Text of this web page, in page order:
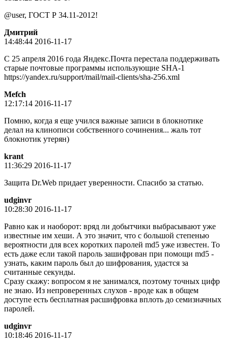
@user, ГОСТ Р 34.11-2012!
Дмитpий
14:48:44 2016-11-17
С 25 апреля 2016 года Яндекс.Почта перестала поддерживать
старые почтовые программы использующие SHA-1
https://yandex.ru/support/mail/mail-clients/sha-256.xml
Mefch
12:17:14 2016-11-17
Помню, когда я еще учился важные записи в блокнотике
делал на клинописи собственного сочинения... жаль тот
блокнотик утерян)
krant
11:36:29 2016-11-17
Защита Dr.Web придает уверенности. Спасибо за статью.
udginvr
10:28:30 2016-11-17
Равно как и наоборот: вряд ли добытчики выбрасывают уже
известные им хеши. А это значит, что с большой степенью
вероятности для всех коротких паролей md5 уже известен. То
есть даже если такой пароль зашифрован при помощи md5 -
узнать, каким пароль был до шифрования, удастся за
считанные секунды.
Сразу скажу: вопросом я не занимался, поэтому точных цифр
не знаю. Из непроверенных слухов - вроде как в общем
доступе есть бесплатная расшифровка вплоть до семизначных
паролей.
udginvr
10:18:46 2016-11-17